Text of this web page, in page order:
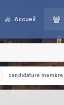
Accueil
candidature membre